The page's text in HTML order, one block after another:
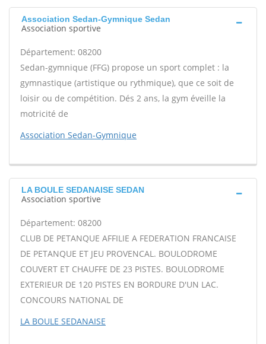
Association Sedan-Gymnique Sedan
Association sportive
Département: 08200
Sedan-gymnique (FFG) propose un sport complet : la
gymnastique (artistique ou rythmique), que ce soit de
loisir ou de compétition. Dés 2 ans, la gym éveille la
motricité de
Association Sedan-Gymnique
LA BOULE SEDANAISE SEDAN
Association sportive
Département: 08200
CLUB DE PETANQUE AFFILIE A FEDERATION FRANCAISE
DE PETANQUE ET JEU PROVENCAL. BOULODROME
COUVERT ET CHAUFFE DE 23 PISTES. BOULODROME
EXTERIEUR DE 120 PISTES EN BORDURE D'UN LAC.
CONCOURS NATIONAL DE
LA BOULE SEDANAISE